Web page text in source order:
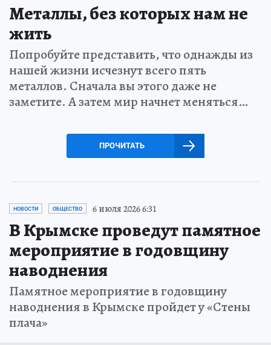
Металлы, без которых нам не
жить
Попробуйте представить, что однажды из
нашей жизни исчезнут всего пять
металлов. Сначала вы этого даже не
заметите. А затем мир начнет меняться…
ПРОЧИТАТЬ
НОВОСТИ ОБЩЕСТВО 6 июля 2026 6:31
В Крымске проведут памятное
мероприятие в годовщину
наводнения
Памятное мероприятие в годовщину
наводнения в Крымске пройдет у «Стены
плача»